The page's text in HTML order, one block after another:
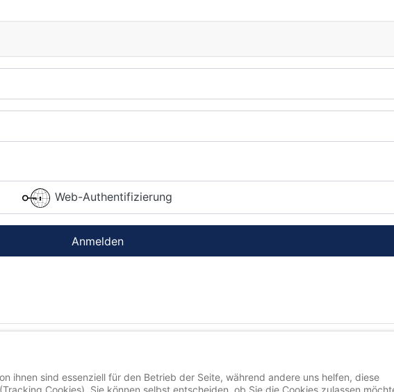
Web-Authentifizierung
Anmelden
ihnen sind essenziell für den Betrieb der Seite, während andere uns helfen, diese
Cookies). Sie können selbst entscheiden, ob Sie die Cookies zulassen